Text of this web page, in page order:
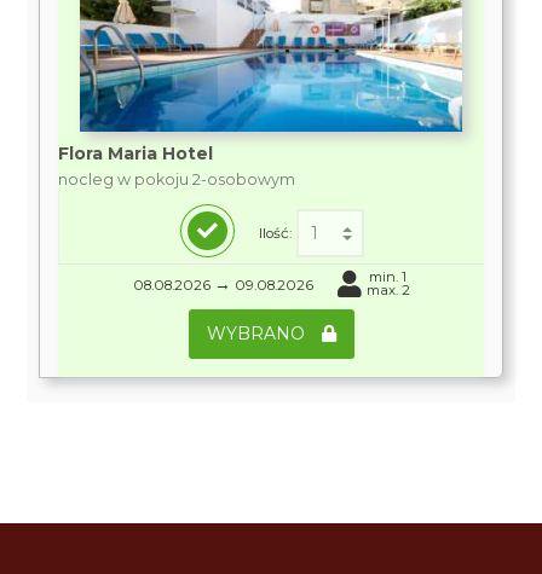
Flora Maria Hotel
nocleg w pokoju 2-osobowym
Ilość:
08.08.2026 → 09.08.2026 min. 1
max. 2
WYBRANO